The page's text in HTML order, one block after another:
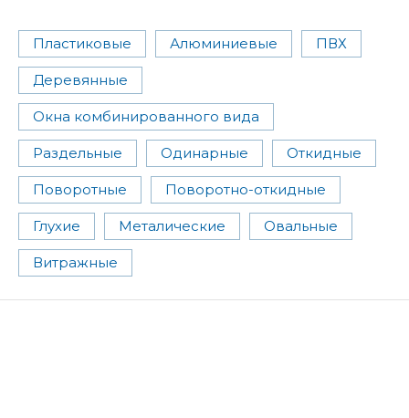
Пластиковые Алюминиевые ПВХ
Деревянные
Окна комбинированного вида
Раздельные Одинарные Откидные
Поворотные Поворотно-откидные
Глухие Металические Овальные
Витражные